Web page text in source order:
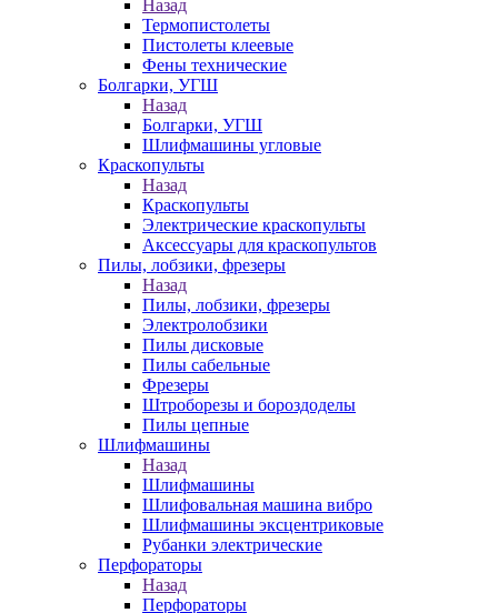
Назад
Термопистолеты
Пистолеты клеевые
Фены технические
Болгарки, УГШ
Назад
Болгарки, УГШ
Шлифмашины угловые
Краскопульты
Назад
Краскопульты
Электрические краскопульты
Аксессуары для краскопультов
Пилы, лобзики, фрезеры
Назад
Пилы, лобзики, фрезеры
Электролобзики
Пилы дисковые
Пилы сабельные
Фрезеры
Штроборезы и бороздоделы
Пилы цепные
Шлифмашины
Назад
Шлифмашины
Шлифовальная машина вибро
Шлифмашины эксцентриковые
Рубанки электрические
Перфораторы
Назад
Перфораторы